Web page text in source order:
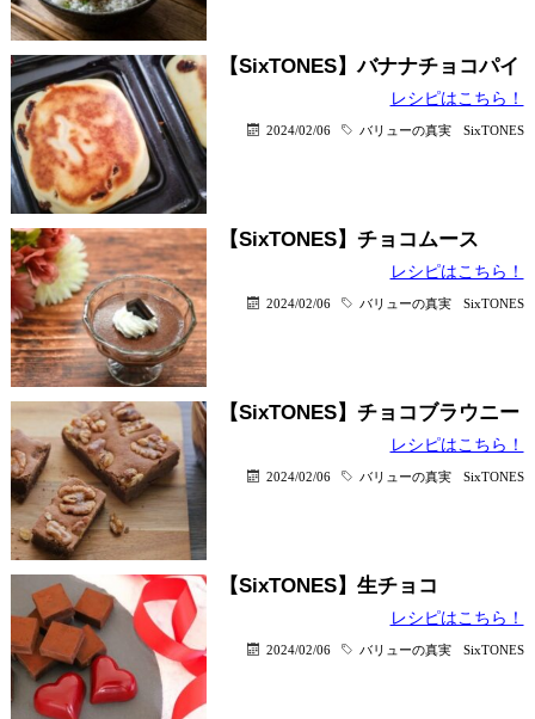
【SixTONES】バナナチョコパイ
レシピはこちら！
2024/02/06 バリューの真実 SixTONES
【SixTONES】チョコムース
レシピはこちら！
2024/02/06 バリューの真実 SixTONES
【SixTONES】チョコブラウニー
レシピはこちら！
2024/02/06 バリューの真実 SixTONES
【SixTONES】生チョコ
レシピはこちら！
2024/02/06 バリューの真実 SixTONES